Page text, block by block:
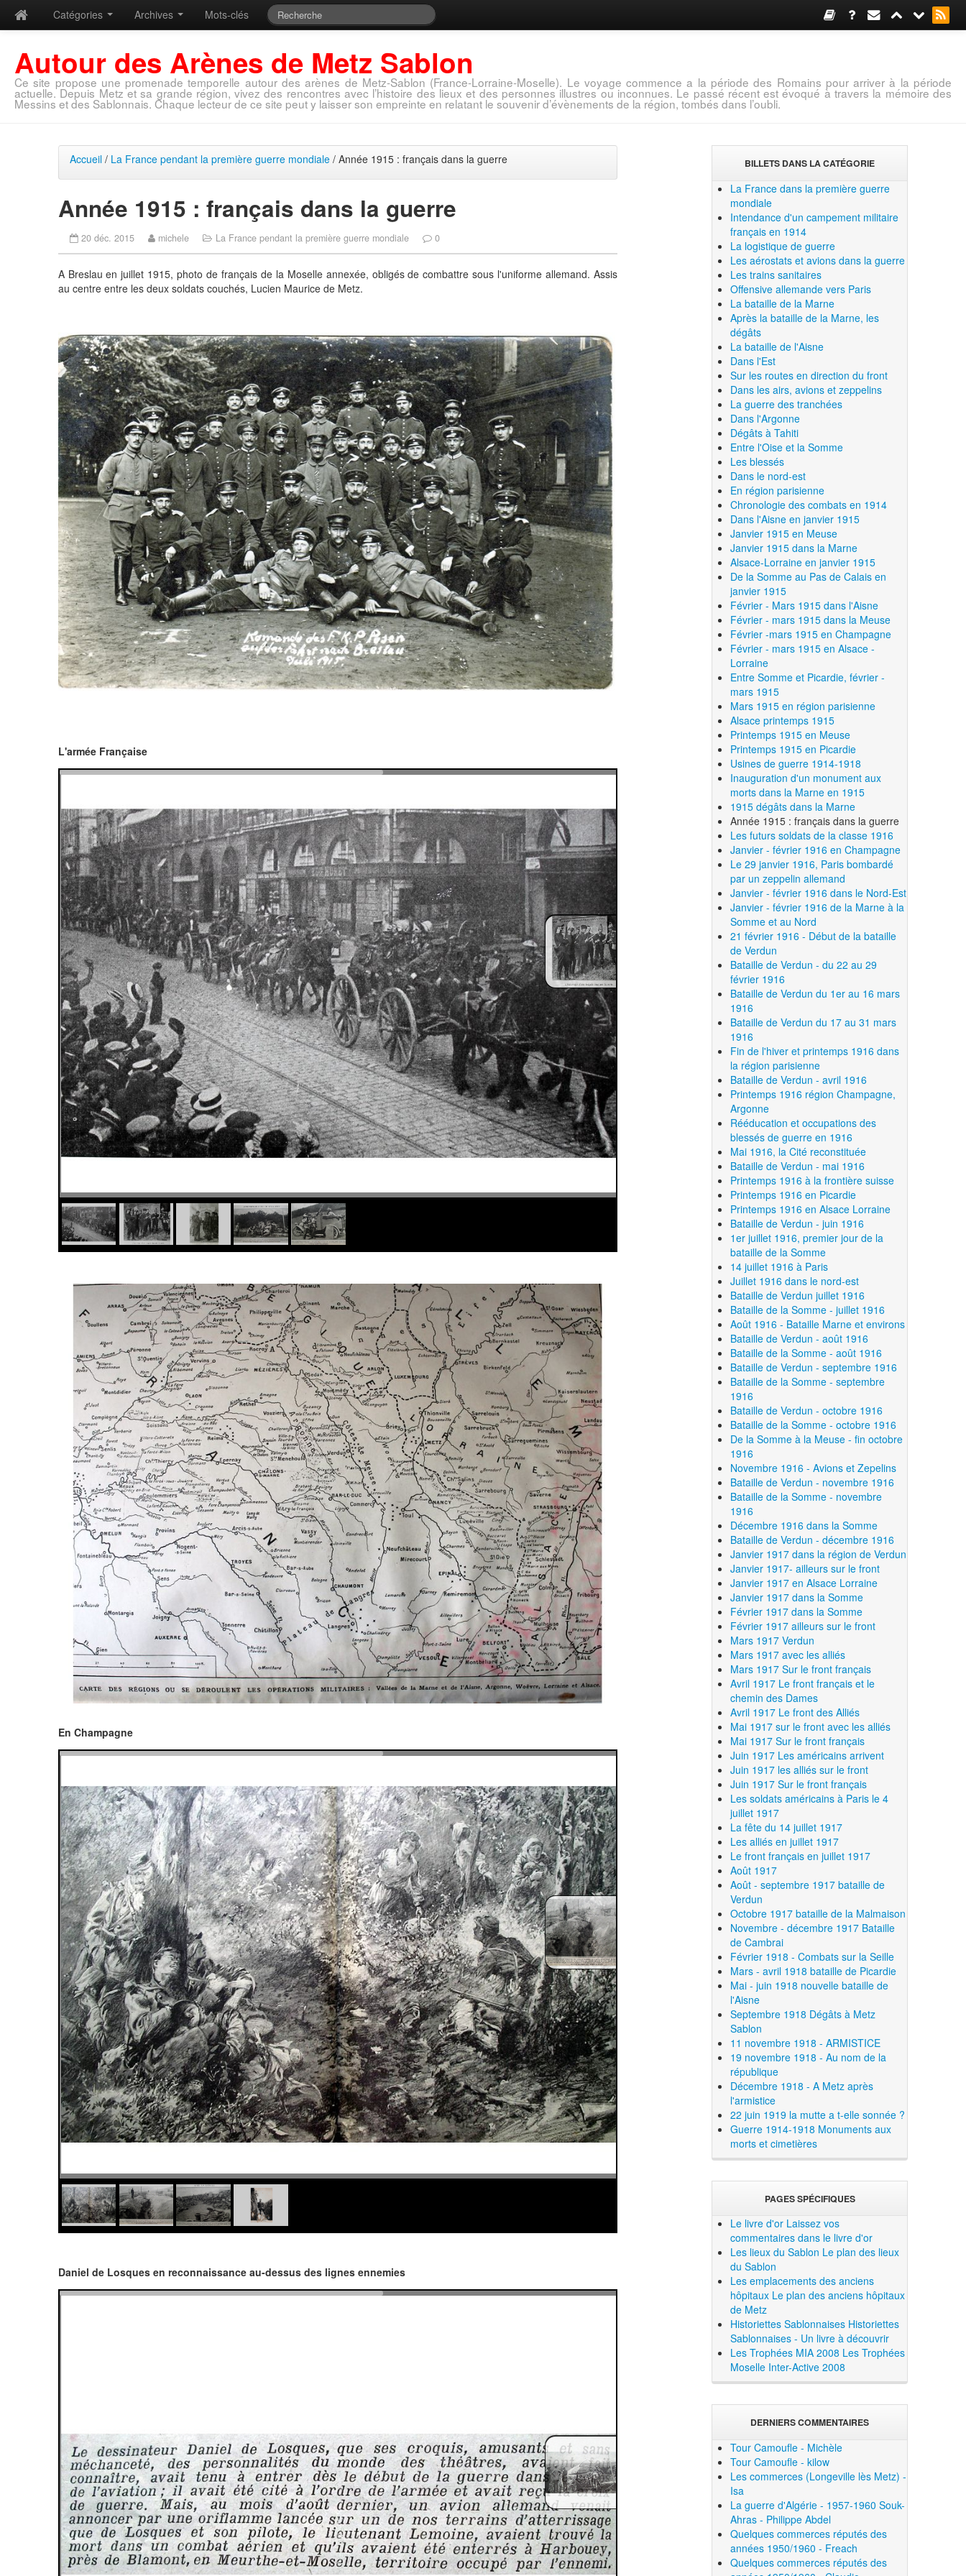
Catégories Archives Mots-clés
Autour des Arènes de Metz Sablon
Ce site propose une promenade temporelle autour des arènes de Metz-Sablon (France-Lorraine-Moselle). Le voyage commence a la période des Romains pour arriver à la période
actuelle. Depuis Metz et sa grande région, vivez des rencontres avec l’histoire des lieux et des personnes illustres ou inconnues. Le passé récent est évoqué à travers la mémoire des
Messins et des Sablonnais. Chaque lecteur de ce site peut y laisser son empreinte en relatant le souvenir d’évènements de la région, tombés dans l’oubli.
Accueil/ La France pendant la première guerre mondiale/ Année 1915 : français dans la guerre
Année 1915 : français dans la guerre
20 déc. 2015 michele La France pendant la première guerre mondiale 0
A Breslau en juillet 1915, photo de français de la Moselle annexée, obligés de combattre sous l'uniforme allemand. Assis
au centre entre les deux soldats couchés, Lucien Maurice de Metz.
L'armée Française
En Champagne
Daniel de Losques en reconnaissance au-dessus des lignes ennemies
BILLETS DANS LA CATÉGORIE
La France dans la première guerre
mondiale
Intendance d'un campement militaire
français en 1914
La logistique de guerre
Les aérostats et avions dans la guerre
Les trains sanitaires
Offensive allemande vers Paris
La bataille de la Marne
Après la bataille de la Marne, les
dégâts
La bataille de l'Aisne
Dans l'Est
Sur les routes en direction du front
Dans les airs, avions et zeppelins
La guerre des tranchées
Dans l'Argonne
Dégâts à Tahiti
Entre l'Oise et la Somme
Les blessés
Dans le nord-est
En région parisienne
Chronologie des combats en 1914
Dans l'Aisne en janvier 1915
Janvier 1915 en Meuse
Janvier 1915 dans la Marne
Alsace-Lorraine en janvier 1915
De la Somme au Pas de Calais en
janvier 1915
Février - Mars 1915 dans l'Aisne
Février - mars 1915 dans la Meuse
Février -mars 1915 en Champagne
Février - mars 1915 en Alsace -
Lorraine
Entre Somme et Picardie, février -
mars 1915
Mars 1915 en région parisienne
Alsace printemps 1915
Printemps 1915 en Meuse
Printemps 1915 en Picardie
Usines de guerre 1914-1918
Inauguration d'un monument aux
morts dans la Marne en 1915
1915 dégâts dans la Marne
Année 1915 : français dans la guerre
Les futurs soldats de la classe 1916
Janvier - février 1916 en Champagne
Le 29 janvier 1916, Paris bombardé
par un zeppelin allemand
Janvier - février 1916 dans le Nord-Est
Janvier - février 1916 de la Marne à la
Somme et au Nord
21 février 1916 - Début de la bataille
de Verdun
Bataille de Verdun - du 22 au 29
février 1916
Bataille de Verdun du 1er au 16 mars
1916
Bataille de Verdun du 17 au 31 mars
1916
Fin de l'hiver et printemps 1916 dans
la région parisienne
Bataille de Verdun - avril 1916
Printemps 1916 région Champagne,
Argonne
Rééducation et occupations des
blessés de guerre en 1916
Mai 1916, la Cité reconstituée
Bataille de Verdun - mai 1916
Printemps 1916 à la frontière suisse
Printemps 1916 en Picardie
Printemps 1916 en Alsace Lorraine
Bataille de Verdun - juin 1916
1er juillet 1916, premier jour de la
bataille de la Somme
14 juillet 1916 à Paris
Juillet 1916 dans le nord-est
Bataille de Verdun juillet 1916
Bataille de la Somme - juillet 1916
Août 1916 - Bataille Marne et environs
Bataille de Verdun - août 1916
Bataille de la Somme - août 1916
Bataille de Verdun - septembre 1916
Bataille de la Somme - septembre
1916
Bataille de Verdun - octobre 1916
Bataille de la Somme - octobre 1916
De la Somme à la Meuse - fin octobre
1916
Novembre 1916 - Avions et Zepelins
Bataille de Verdun - novembre 1916
Bataille de la Somme - novembre
1916
Décembre 1916 dans la Somme
Bataille de Verdun - décembre 1916
Janvier 1917 dans la région de Verdun
Janvier 1917- ailleurs sur le front
Janvier 1917 en Alsace Lorraine
Janvier 1917 dans la Somme
Février 1917 dans la Somme
Février 1917 ailleurs sur le front
Mars 1917 Verdun
Mars 1917 avec les alliés
Mars 1917 Sur le front français
Avril 1917 Le front français et le
chemin des Dames
Avril 1917 Le front des Alliés
Mai 1917 sur le front avec les alliés
Mai 1917 Sur le front français
Juin 1917 Les américains arrivent
Juin 1917 les alliés sur le front
Juin 1917 Sur le front français
Les soldats américains à Paris le 4
juillet 1917
La fête du 14 juillet 1917
Les alliés en juillet 1917
Le front français en juillet 1917
Août 1917
Août - septembre 1917 bataille de
Verdun
Octobre 1917 bataille de la Malmaison
Novembre - décembre 1917 Bataille
de Cambrai
Février 1918 - Combats sur la Seille
Mars - avril 1918 bataille de Picardie
Mai - juin 1918 nouvelle bataille de
l'Aisne
Septembre 1918 Dégâts à Metz
Sablon
11 novembre 1918 - ARMISTICE
19 novembre 1918 - Au nom de la
république
Décembre 1918 - A Metz après
l'armistice
22 juin 1919 la mutte a t-elle sonnée ?
Guerre 1914-1918 Monuments aux
morts et cimetières
PAGES SPÉCIFIQUES
Le livre d'or Laissez vos
commentaires dans le livre d'or
Les lieux du Sablon Le plan des lieux
du Sablon
Les emplacements des anciens
hôpitaux Le plan des anciens hôpitaux
de Metz
Historiettes Sablonnaises Historiettes
Sablonnaises - Un livre à découvrir
Les Trophées MIA 2008 Les Trophées
Moselle Inter-Active 2008
DERNIERS COMMENTAIRES
Tour Camoufle - Michèle
Tour Camoufle - kilow
Les commerces (Longeville lès Metz) -
Isa
La guerre d'Algérie - 1957-1960 Souk-
Ahras - Philippe Abdel
Quelques commerces réputés des
années 1950/1960 - Freach
Quelques commerces réputés des